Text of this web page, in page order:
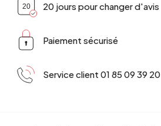
20 jours pour changer d'avis
Paiement sécurisé
Service client 01 85 09 39 20